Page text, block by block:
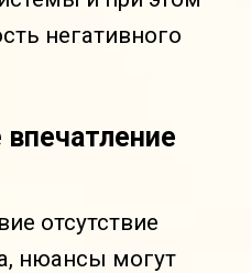
негативного
впечатление
отсутствие
нюансы могут